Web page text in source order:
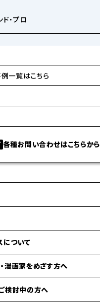
・プロ
一覧はこちら
各種お問い合わせはこちらから
について
漫画家をめざす方へ
検討中の方へ